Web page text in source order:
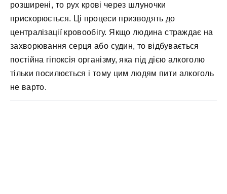
розширені, то рух крові через шлуночки
прискорюється. Ці процеси призводять до
централізації кровообігу. Якщо людина страждає на
захворювання серця або судин, то відбувається
постійна гіпоксія організму, яка під дією алкоголю
тільки посилюється і тому цим людям пити алкоголь
не варто.